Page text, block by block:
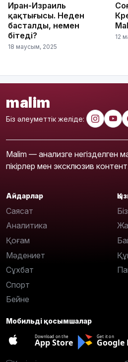
Иран-Израиль
қақтығысы. Неден
басталды, немен
бітеді?
18 маусым, 2025
12
malim
Біз әлеуметтік желіде:
Malim — анализге негізделген
пікірлер мен эксклюзив
Айдарлар
Саясат
Аналитика
Қоғам
Мәдениет
Сұхбат
Спорт
Бейне
Мобильді қосымшалар
Download on the
App Store
Get it on
Google